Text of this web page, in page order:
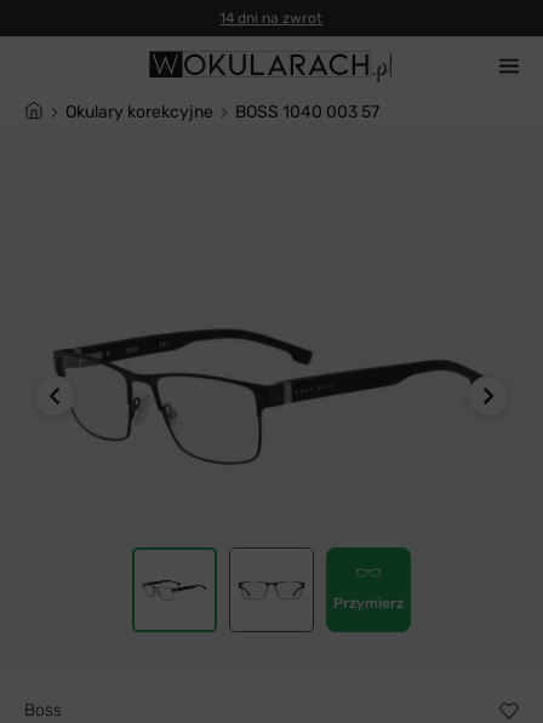
14 dni na zwrot
Okulary korekcyjne BOSS 1040 003 57
Przymierz
Boss